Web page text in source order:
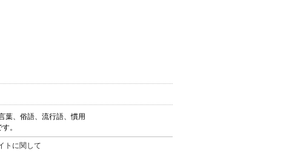
葉、俗語、流行語、慣用
。
トに関して